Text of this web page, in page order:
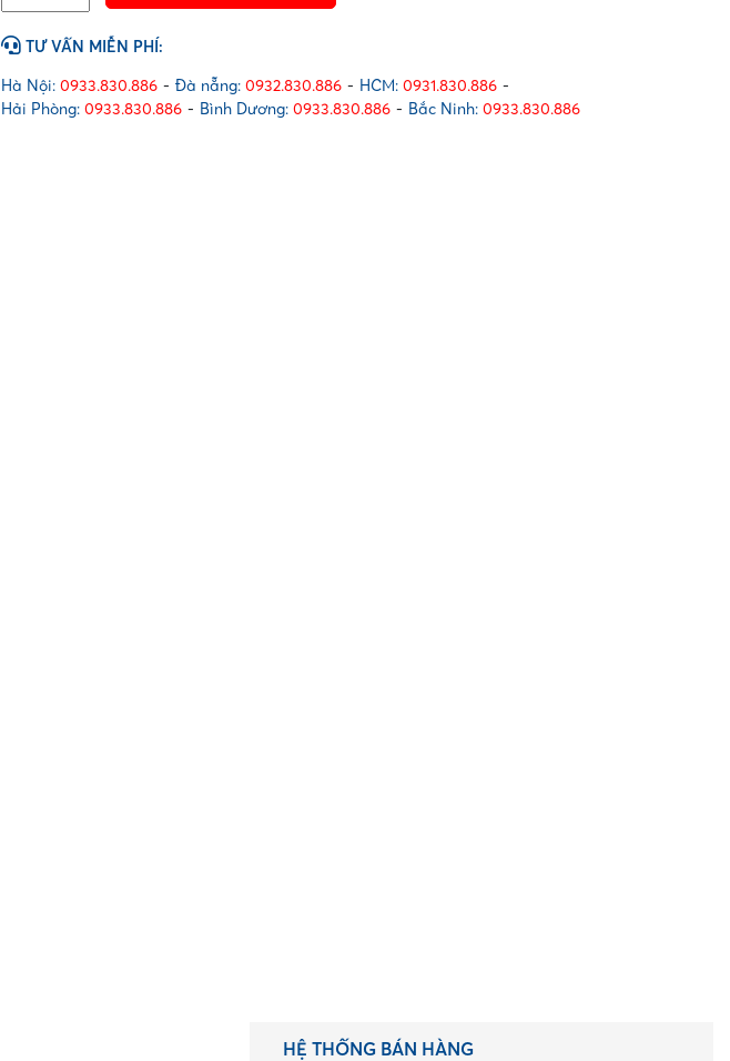
PET
xanh
(25x1)
số
lượng
TƯ VẤN MIỄN PHÍ:
Hà Nội: 0933.830.886 - Đà nẵng: 0932.830.886 - HCM: 0931.830.886 -
Hải Phòng: 0933.830.886 - Bình Dương: 0933.830.886 - Bắc Ninh: 0933.830.886
HỆ THỐNG BÁN HÀNG